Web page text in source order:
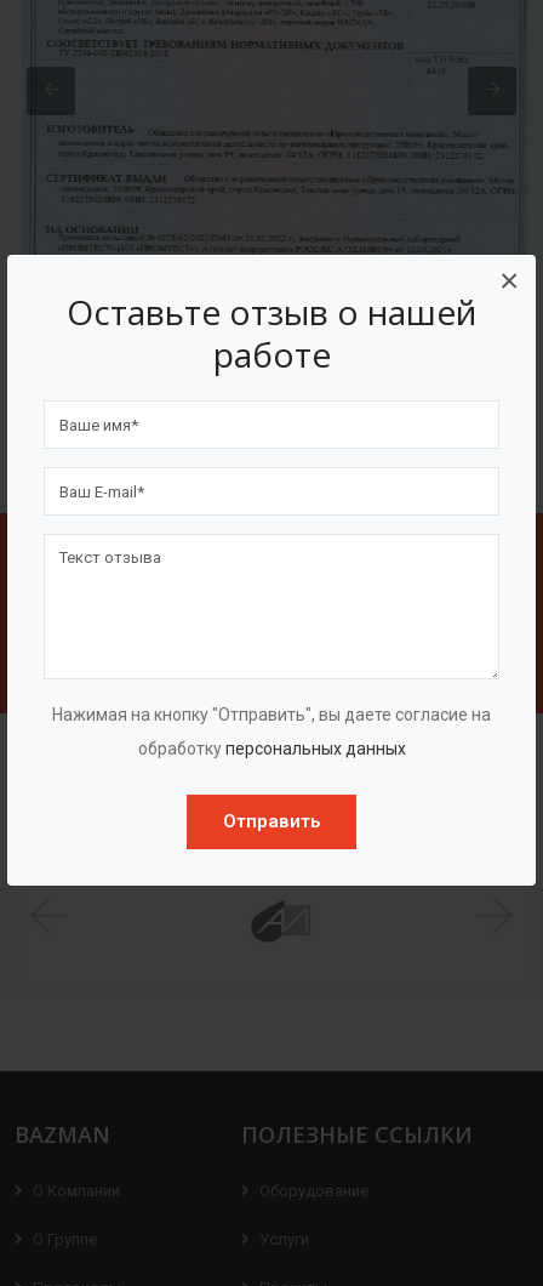
Оставьте отзыв о нашей
работе
Нажимая на кнопку "Отправить", вы даете согласие на
обработкуперсональных данных
Отправить
×
Свяжитесь с нами
Наши клиенты
BAZMAN
О Компании
О Группе
ПОЛЕЗНЫЕ ССЫЛКИ
Оборудование
Услуги